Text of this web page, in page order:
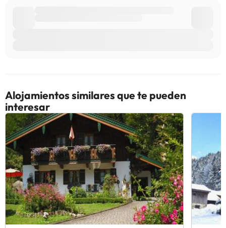
Alojamientos similares que te pueden
interesar